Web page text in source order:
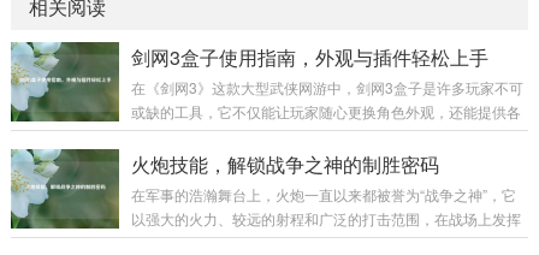
相关阅读
剑网3盒子使用指南，外观与插件轻松上手
在《剑网3》这款大型武侠网游中，剑网3盒子是许多玩家不可
或缺的工具，它不仅能让玩家随心更换角色外观，还能提供各
种实用插件，极大地提升游戏体验,下面就为大家详细介绍剑网
3盒子的使用方法。 下载与安装 你需要前往剑网3盒子的官方
网站，在搜索引擎中输入“剑网3盒子”，认准官方标识的网站进
入，在官网首页，通常会有醒目的“下载”按钮，点击后选择适
合你系统的版本进行下载，下载完成后，找到安装包文件，双
火炮技能，解锁战争之神的制胜密码
在军事的浩瀚舞台上，火炮一直以来都被誉为“战争之神”，它
以强大的火力、较远的射程和广泛的打击范围，在战场上发挥
着举足轻重的作用，而火炮技能，则是让这尊“战争之神”真正